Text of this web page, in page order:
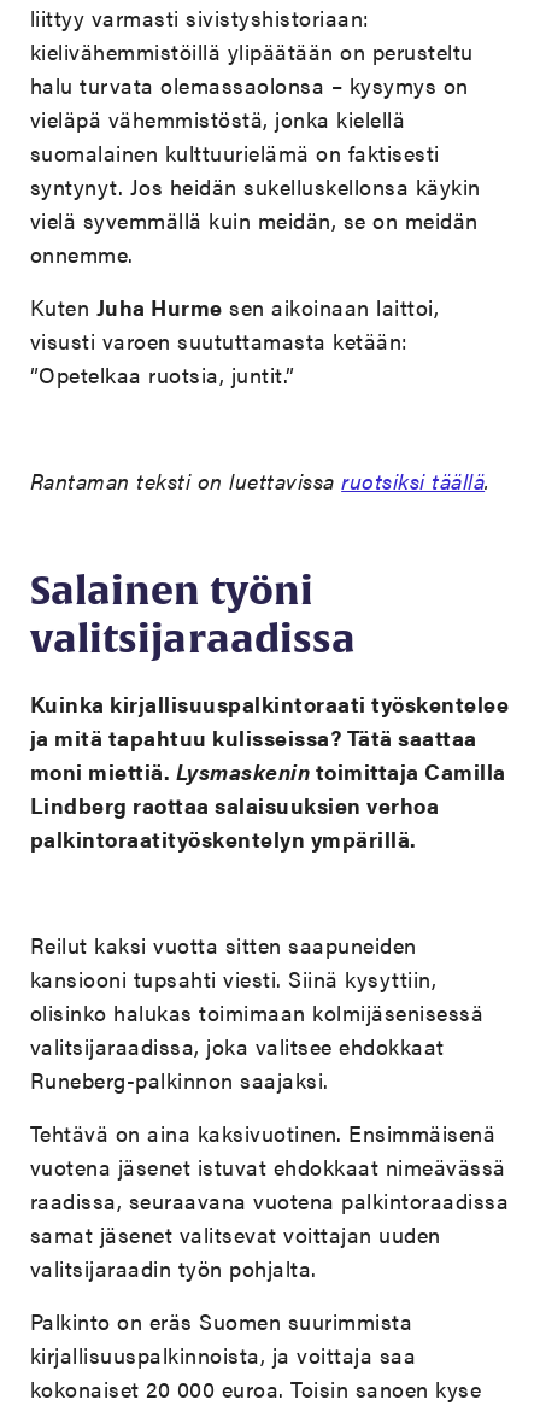
liittyy varmasti sivistyshistoriaan:
kielivähemmistöillä ylipäätään on perusteltu
halu turvata olemassaolonsa – kysymys on
vieläpä vähemmistöstä, jonka kielellä
suomalainen kulttuurielämä on faktisesti
syntynyt. Jos heidän sukelluskellonsa käykin
vielä syvemmällä kuin meidän, se on meidän
onnemme.
Kuten Juha Hurme sen aikoinaan laittoi,
visusti varoen suututtamasta ketään:
”Opetelkaa ruotsia, juntit.”
Rantaman teksti on luettavissaruotsiksi täällä.
Salainen työni
valitsijaraadissa
Kuinka kirjallisuuspalkintoraati työskentelee
ja mitä tapahtuu kulisseissa? Tätä saattaa
moni miettiä. Lysmaskenin toimittaja Camilla
Lindberg raottaa salaisuuksien verhoa
palkintoraatityöskentelyn ympärillä.
Reilut kaksi vuotta sitten saapuneiden
kansiooni tupsahti viesti. Siinä kysyttiin,
olisinko halukas toimimaan kolmijäsenisessä
valitsijaraadissa, joka valitsee ehdokkaat
Runeberg-palkinnon saajaksi.
Tehtävä on aina kaksivuotinen. Ensimmäisenä
vuotena jäsenet istuvat ehdokkaat nimeävässä
raadissa, seuraavana vuotena palkintoraadissa
samat jäsenet valitsevat voittajan uuden
valitsijaraadin työn pohjalta.
Palkinto on eräs Suomen suurimmista
kirjallisuuspalkinnoista, ja voittaja saa
kokonaiset 20 000 euroa. Toisin sanoen kyse